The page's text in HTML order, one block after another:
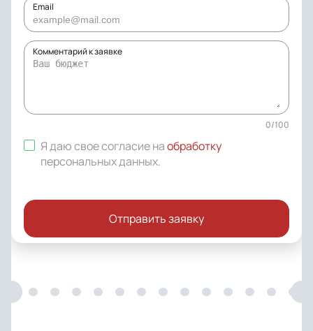
Email
Комментарий к заявке
0/100
Я даю свое согласие наобработку
персональных данных.
Отправить заявку